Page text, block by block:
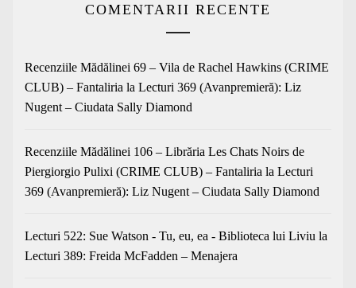
COMENTARII RECENTE
Recenziile Mădălinei 69 – Vila de Rachel Hawkins (CRIME
CLUB) – Fantaliria la Lecturi 369 (Avanpremieră): Liz
Nugent – Ciudata Sally Diamond
Recenziile Mădălinei 106 – Librăria Les Chats Noirs de
Piergiorgio Pulixi (CRIME CLUB) – Fantaliria la Lecturi
369 (Avanpremieră): Liz Nugent – Ciudata Sally Diamond
Lecturi 522: Sue Watson - Tu, eu, ea - Biblioteca lui Liviu la
Lecturi 389: Freida McFadden – Menajera